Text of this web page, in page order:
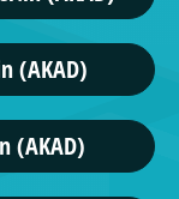
(AKAD)
(AKAD)